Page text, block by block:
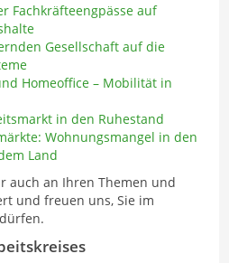
Fachkräfteengpässe auf
Gesellschaft auf die
Homeoffice – Mobilität in
in den Ruhestand
Wohnungsmangel in den
Land
auch an Ihren Themen und
und freuen uns, Sie im